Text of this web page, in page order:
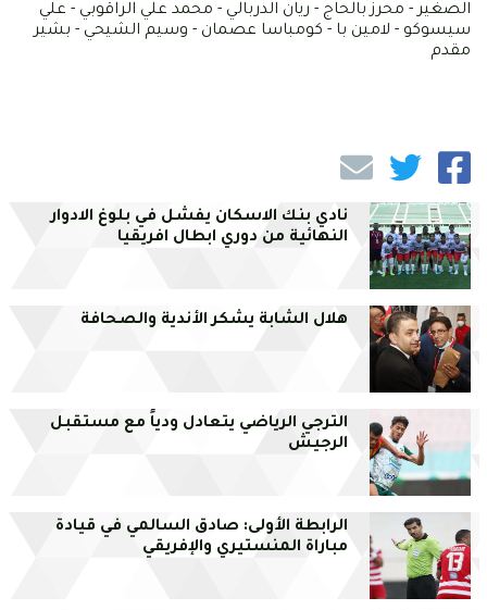
الصغير - محرز بالحاج - ريان الدربالي - محمد علي الراقوبي - علي
سيسوكو - لامين با - كومباسا عصمان - وسيم الشيحي - بشير
مقدم
نادي بنك الاسكان يفشل في بلوغ الادوار
النهائية من دوري ابطال افريقيا
هلال الشابة يشكر الأندية والصحافة
الترجي الرياضي يتعادل ودياً مع مستقبل
الرجيش
الرابطة الأولى: صادق السالمي في قيادة
مباراة المنستيري والإفريقي